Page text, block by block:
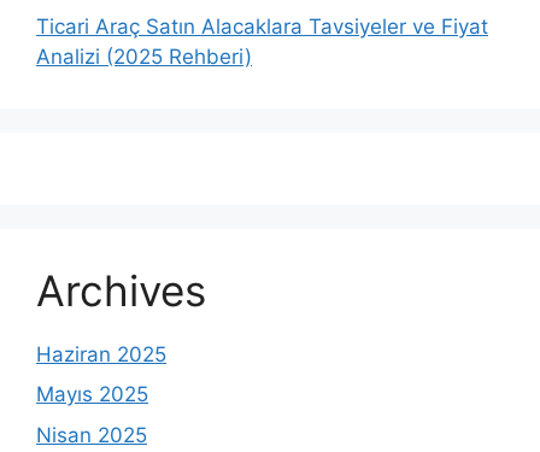
Ticari Araç Satın Alacaklara Tavsiyeler ve Fiyat
Analizi (2025 Rehberi)
Archives
Haziran 2025
Mayıs 2025
Nisan 2025